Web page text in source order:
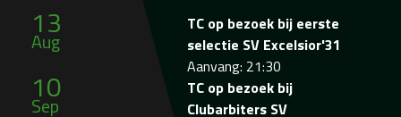
13
Aug
TC op bezoek bij eerste
selectie SV Excelsior'31
Aanvang: 21:30
10
Sep
TC op bezoek bij
Clubarbiters SV